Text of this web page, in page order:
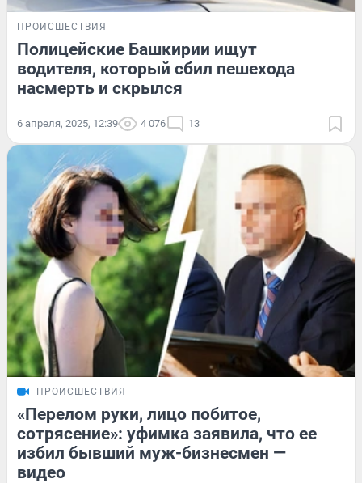
ПРОИСШЕСТВИЯ
Полицейские Башкирии ищут
водителя, который сбил пешехода
насмерть и скрылся
6 апреля, 2025, 12:39 4 076 13
ПРОИСШЕСТВИЯ
«Перелом руки, лицо побитое,
сотрясение»: уфимка заявила, что ее
избил бывший муж-бизнесмен —
видео